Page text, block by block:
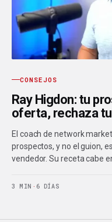
CONSEJOS
Ray Higdon: tu
oferta, rechaza
El coach de network
prospectos, y no el guion,
vendedor. Su receta cabe
3 MIN · 6 DÍAS